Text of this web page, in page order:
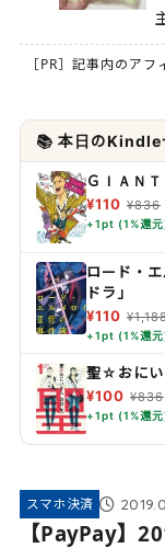
［PR］記事内のア
📚 本日のKindle
ＧＩＡＮＴ
¥110 ¥836
+1pt (1%還元
ロード・
ドラ」
¥110
+1pt (1%還元
聖☆おにい
¥100 ¥836
+1pt (1%還元
スマホ決済
【PayPay】